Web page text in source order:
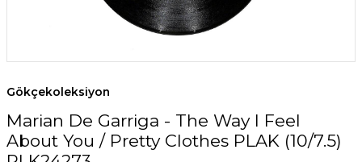
Gökçekoleksiyon
Marian De Garriga - The Way I Feel
About You / Pretty Clothes PLAK (10/7.5)